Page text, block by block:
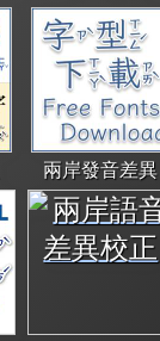
兩岸發音差異